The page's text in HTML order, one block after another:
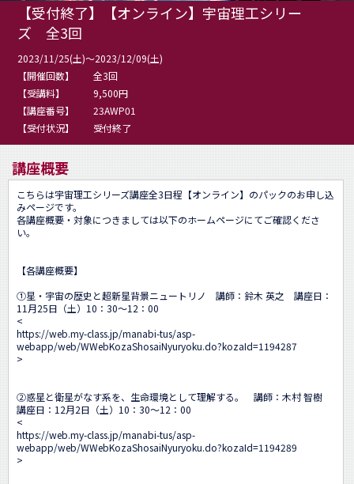
【受付終了】【オンライン】宇宙理工シリー
ズ 全3回
2023/11/25(土)～2023/12/09(土)
【開催回数】
全3回
【受講料】
9,500円
【講座番号】
23AWP01
【受付状況】
受付終了
講座概要
こちらは宇宙理工シリーズ講座全3日程【オンライン】のパックのお申し込
みページです。
各講座概要・対象につきましては以下のホームページにてご確認くださ
い。
【各講座概要】
①星・宇宙の歴史と超新星背景ニュートリノ　講師：鈴木 英之　講座日：
11月25日（土）10：30～12：00
<
https://web.my-class.jp/manabi-tus/asp-
webapp/web/WWebKozaShosaiNyuryoku.do?kozaId=1194287
>
②惑星と衛星がなす系を、生命環境として理解する。　講師：木村 智樹
講座日：12月2日（土）10：30～12：00
<
https://web.my-class.jp/manabi-tus/asp-
webapp/web/WWebKozaShosaiNyuryoku.do?kozaId=1194289
>